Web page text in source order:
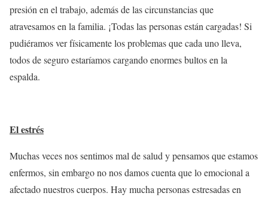
presión en el trabajo, además de las circunstancias que
atravesamos en la familia. ¡Todas las personas están cargadas! Si
pudiéramos ver físicamente los problemas que cada uno lleva,
todos de seguro estaríamos cargando enormes bultos en la
espalda.
El estrés
Muchas veces nos sentimos mal de salud y pensamos que estamos
enfermos, sin embargo no nos damos cuenta que lo emocional a
afectado nuestros cuerpos. Hay mucha personas estresadas en